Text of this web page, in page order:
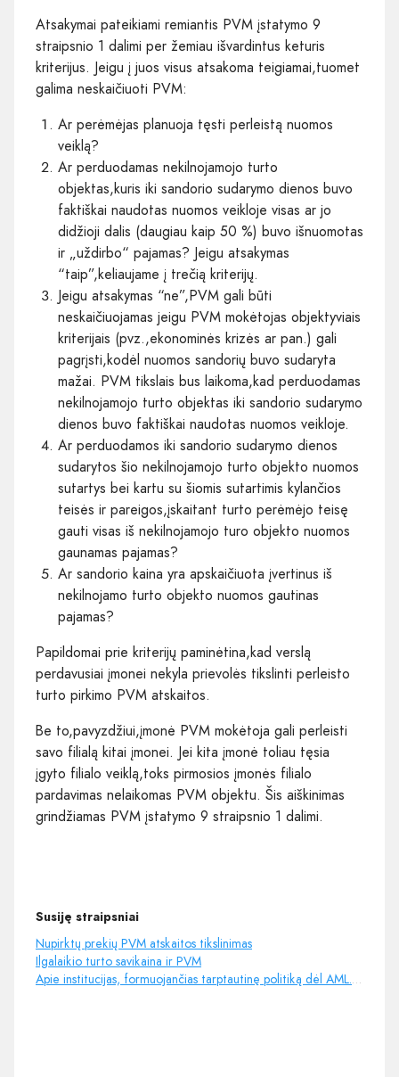
Atsakymai pateikiami remiantis PVM įstatymo 9
straipsnio 1 dalimi per žemiau išvardintus keturis
kriterijus. Jeigu į juos visus atsakoma teigiamai,tuomet
galima neskaičiuoti PVM:
Ar perėmėjas planuoja tęsti perleistą nuomos
veiklą?
Ar perduodamas nekilnojamojo turto
objektas,kuris iki sandorio sudarymo dienos buvo
faktiškai naudotas nuomos veikloje visas ar jo
didžioji dalis (daugiau kaip 50 %) buvo išnuomotas
ir „uždirbo“ pajamas? Jeigu atsakymas
“taip”,keliaujame į trečią kriterijų.
Jeigu atsakymas “ne”,PVM gali būti
neskaičiuojamas jeigu PVM mokėtojas objektyviais
kriterijais (pvz.,ekonominės krizės ar pan.) gali
pagrįsti,kodėl nuomos sandorių buvo sudaryta
mažai. PVM tikslais bus laikoma,kad perduodamas
nekilnojamojo turto objektas iki sandorio sudarymo
dienos buvo faktiškai naudotas nuomos veikloje.
Ar perduodamos iki sandorio sudarymo dienos
sudarytos šio nekilnojamojo turto objekto nuomos
sutartys bei kartu su šiomis sutartimis kylančios
teisės ir pareigos,įskaitant turto perėmėjo teisę
gauti visas iš nekilnojamojo turo objekto nuomos
gaunamas pajamas?
Ar sandorio kaina yra apskaičiuota įvertinus iš
nekilnojamo turto objekto nuomos gautinas
pajamas?
Papildomai prie kriterijų paminėtina,kad verslą
perdavusiai įmonei nekyla prievolės tikslinti perleisto
turto pirkimo PVM atskaitos.
Be to,pavyzdžiui,įmonė PVM mokėtoja gali perleisti
savo filialą kitai įmonei. Jei kita įmonė toliau tęsia
įgyto filialo veiklą,toks pirmosios įmonės filialo
pardavimas nelaikomas PVM objektu. Šis aiškinimas
grindžiamas PVM įstatymo 9 straipsnio 1 dalimi.
Susiję straipsniai
Nupirktų prekių PVM atskaitos tikslinimas
Ilgalaikio turto savikaina ir PVM
Apie institucijas, formuojančias tarptautinę politiką dėl AML. Dėmesys esamoms rizikoms (II dalis)